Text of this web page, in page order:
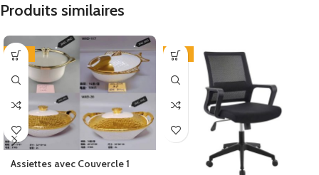
Produits similaires
-25%
Assiettes avec Couvercle 1
-13%